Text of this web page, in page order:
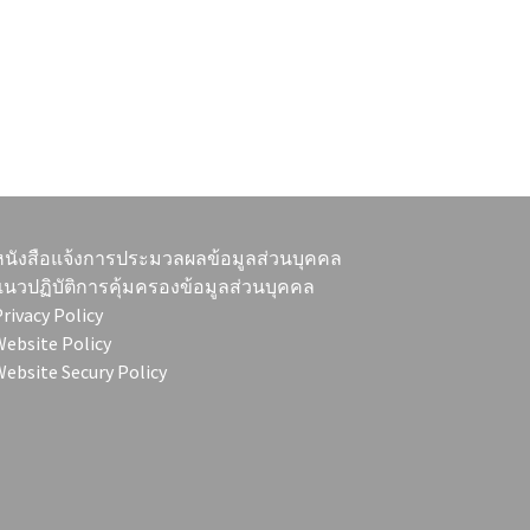
นังสือแจ้งการประมวลผลข้อมูลส่วนบุคคล
นวปฏิบัติการคุ้มครองข้อมูลส่วนบุคคล
Policy
Policy
Secury Policy